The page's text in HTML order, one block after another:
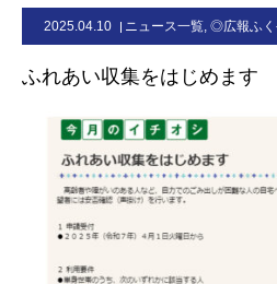
2025.04.10 ニュース一覧, ◎広報ふく
ふれあい収集をはじめます